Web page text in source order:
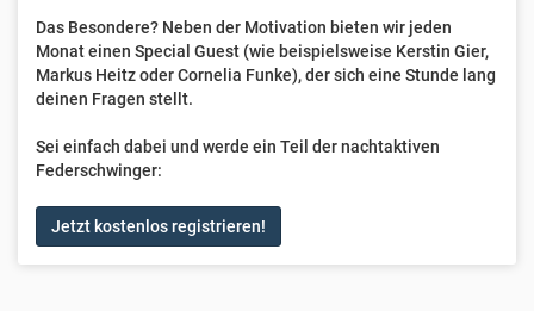
Das Besondere? Neben der Motivation bieten wir jeden
Monat einen Special Guest (wie beispielsweise Kerstin Gier,
Markus Heitz oder Cornelia Funke), der sich eine Stunde lang
deinen Fragen stellt.
Sei einfach dabei und werde ein Teil der nachtaktiven
Federschwinger:
Jetzt kostenlos registrieren!